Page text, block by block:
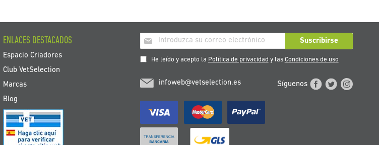
Inscríbase
a
nuestro
de
noticias:
Suscribirse
He leído y acepto la Política de privacidad y las Condiciones de uso
ENLACES DESTACADOS
Espacio Criadores
Club VetSelection
Marcas
Blog
infoweb@vetselection.es Síguenos